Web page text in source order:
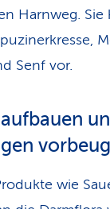
Harnweg.
Senf vor.
wie